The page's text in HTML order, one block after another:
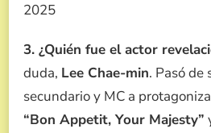
2025
3. ¿Quién fue el actor
duda, Lee Chae-min. Pasó de
secundario y MC a
“Bon Appetit, Your Majesty”